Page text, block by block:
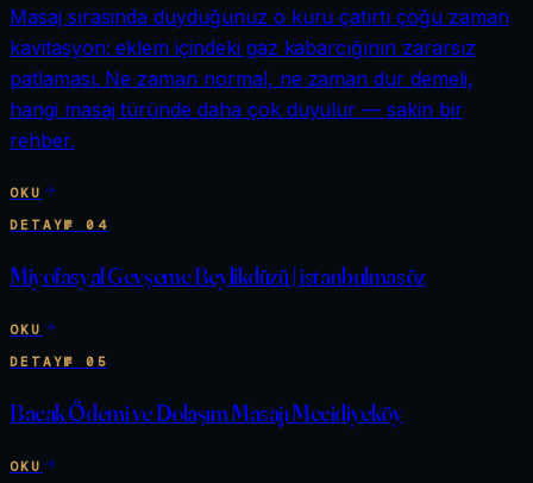
Masaj sırasında duyduğunuz o kuru çatırtı çoğu zaman
kavitasyon: eklem içindeki gaz kabarcığının zararsız
patlaması. Ne zaman normal, ne zaman dur demeli,
hangi masaj türünde daha çok duyulur — sakin bir
rehber.
OKU
DETAY№04
Miyofasyal Gevşeme Beylikdüzü | istanbulmasöz
OKU
DETAY№05
Bacak Ödemi ve Dolaşım Masajı Mecidiyeköy
OKU